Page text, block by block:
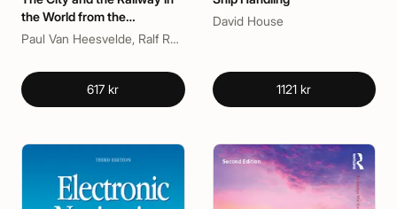
the World from the
Nineteenth Century to thePaul Van Heesvelde, Ralf Roth
617 kr
David House
1121 kr